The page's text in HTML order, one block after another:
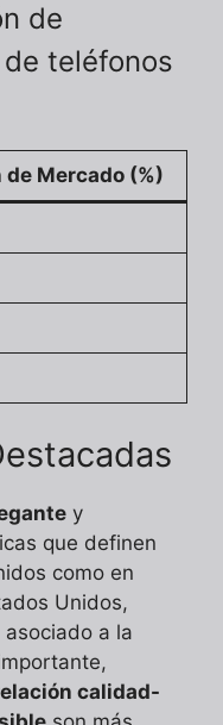
de
teléfonos
Mercado (%)
y
que definen
como en
Unidos,
asociado a la
calidad-